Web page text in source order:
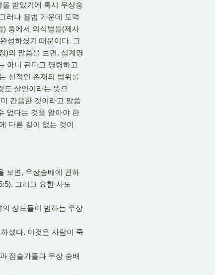
받았기에 혹시 우상숭
러나 율법 가운데 도덕
) 중에서 의식법들(제사
성하셨기 때문이다. 그
)의 말씀을 보면, 십계명
아니 된다고 명령하고
신적인 존재의 범위를
도 살인이라는 뜻으
간음한 것이라고 말씀
없다는 것을 알아야 한
다른 길이 없는 것이
보면, 우상숭배에 관하
그리고 요한 사도
성도들이 범하는 우상
셨다. 이것은 사람이 죽
점술가들과 우상 숭배